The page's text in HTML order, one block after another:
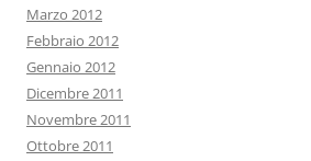
Marzo 2012
Febbraio 2012
Gennaio 2012
Dicembre 2011
Novembre 2011
Ottobre 2011